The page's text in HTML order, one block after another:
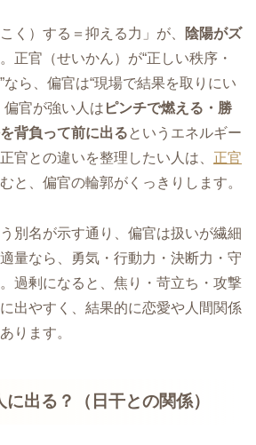
く）する＝抑える力」が、
陰陽がズ
正官（せいかん）が“正しい秩序・
ら、偏官は“現場で結果を取りにい
偏官が強い人は ピンチで燃える・勝
背負って前に出るというエネルギー
官との違いを整理したい人は、 正官
と、偏官の輪郭がくっきりします。
別名が示す通り、偏官は扱いが繊細
量なら、勇気・行動力・決断力・守
過剰になると、焦り・苛立ち・攻撃
出やすく、結果的に恋愛や人間関係
ります。
出る？（日干との関係）